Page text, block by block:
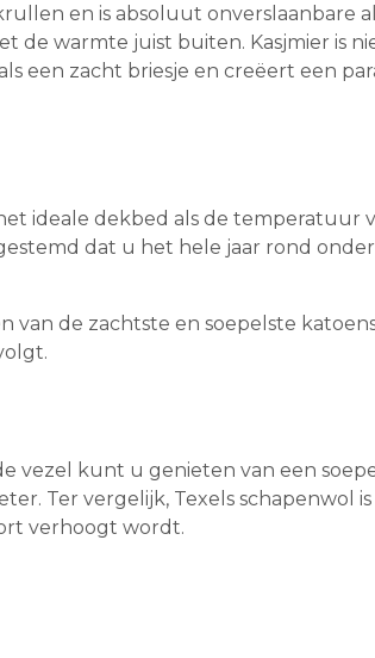
en is absoluut onverslaanbare
de warmte juist buiten. Kasjmier is
een zacht briesje en creëert een
ideale dekbed als de temperatuur
dat u het hele jaar rond
van de zachtste en soepelste
vezel kunt u genieten van een
Ter vergelijk, Texels schapenwol
verhoogt wordt.